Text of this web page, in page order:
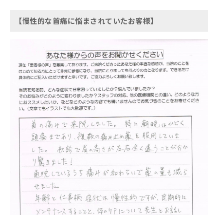
【慢性的な首痛に悩まされていたお客様】